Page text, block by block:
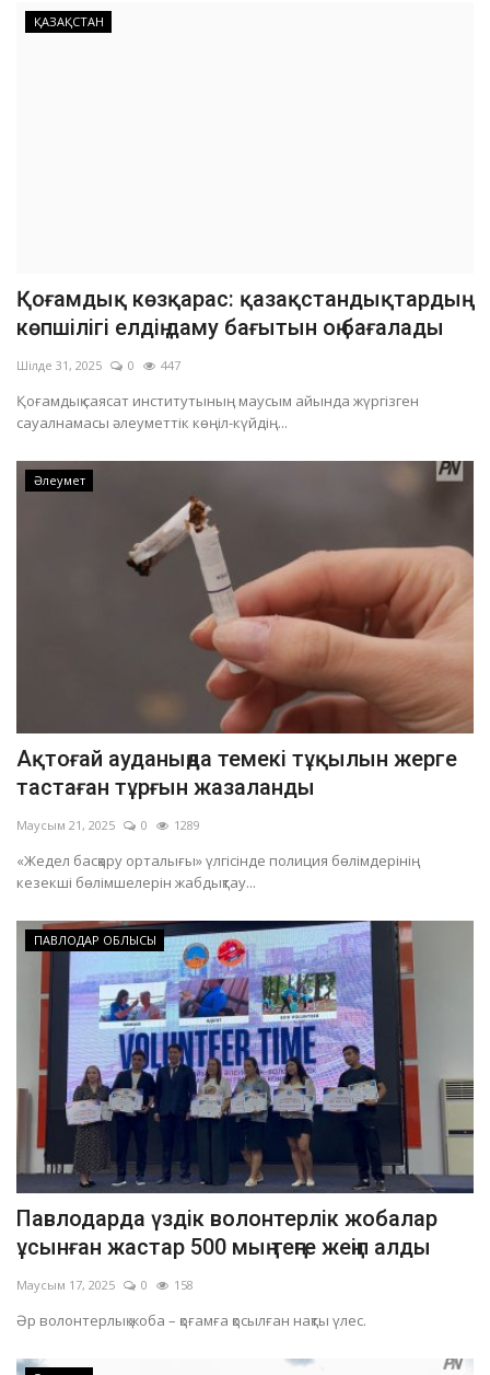
ҚАЗАҚСТАН
Қоғамдық көзқарас: қазақстандықтардың
көпшілігі елдің даму бағытын оң бағалады
Шілде 31, 2025 0 447
Қоғамдық саясат институтының маусым айында жүргізген
сауалнамасы әлеуметтік көңіл-күйдің...
Әлеумет
Ақтоғай ауданыңда темекі тұқылын жерге
тастаған тұрғын жазаланды
Маусым 21, 2025 0 1289
«Жедел басқару орталығы» үлгісінде полиция бөлімдерінің
кезекші бөлімшелерін жабдықтау...
ПАВЛОДАР ОБЛЫСЫ
Павлодарда үздік волонтерлік жобалар
ұсынған жастар 500 мың теңге жеңіп алды
Маусым 17, 2025 0 158
Әр волонтерлық жоба – қоғамға қосылған нақты үлес.